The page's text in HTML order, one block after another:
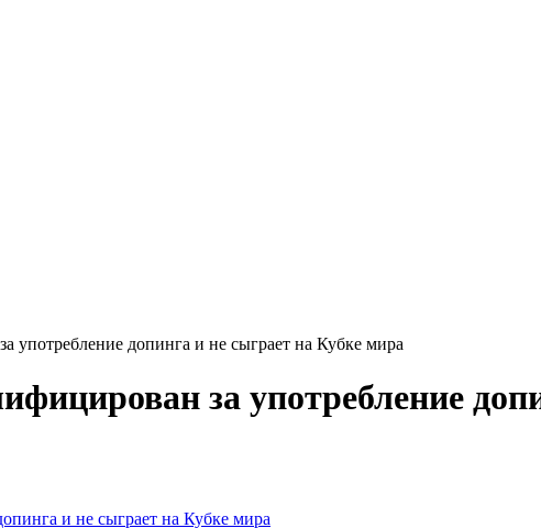
употребление допинга и не сыграет на Кубке мира
за употребление